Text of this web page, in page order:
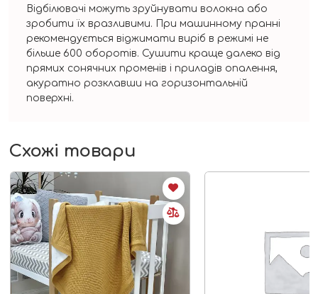
Відбілювачі можуть зруйнувати волокна або
зробити їх вразливими. При машинному пранні
рекомендується віджимати виріб в режимі не
більше 600 оборотів. Сушити краще далеко від
прямих сонячних променів і приладів опалення,
акуратно розклавши на горизонтальній
поверхні.
Схожі товари